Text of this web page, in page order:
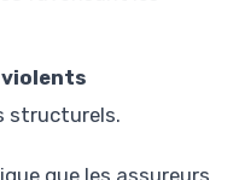
structurels.